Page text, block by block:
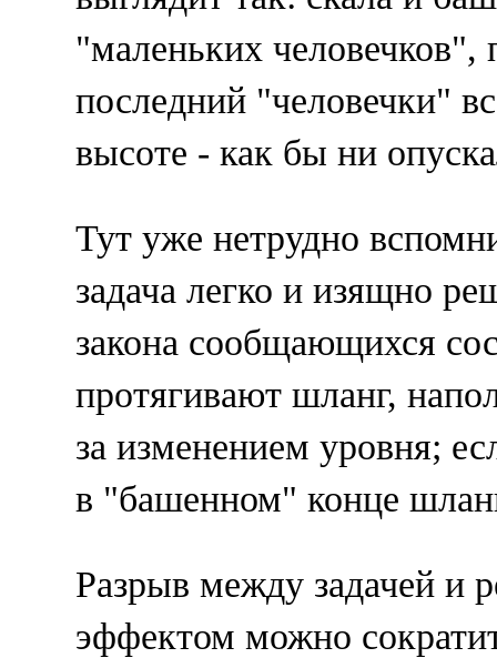
"маленьких
последний "человечки"
высоте - как бы ни
Тут уже нетрудно
задача легко и изящно
закона сообщающихся
протягивают шланг,
за изменением уровня;
в "башенном" конце
Разрыв между задачей
эффектом можно